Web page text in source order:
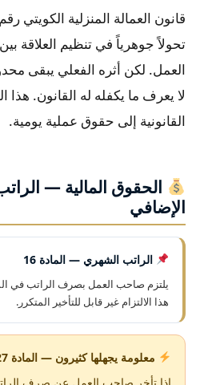
تحولاً جوهرياً في تنظيم العلاقة
العمل. لكن أثره الفعلي يبقى
لا يعرف ما يكفله له القانون.
القانونية إلى حقوق عملية يومية.
الحقوق المالية —
الإضافي
الراتب الشهري — المادة 16
يلتزم صاحب العمل بصرف الراتب في
هذا الالتزام غير قابل للتأخير المتكرر.
معلومة يجهلها كثيرون — المادة 27
إذا تأخر صاحب العمل عن صرف